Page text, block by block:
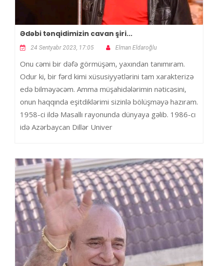
Ədəbi tənqidimizin cavan şiri...
24 Sentyabr 2023, 17:05 Elman Eldaroğlu
Onu cəmi bir dəfə görmüşəm, yaxından tanımıram.
Odur ki, bir fərd kimi xüsusiyyətlərini tam xarakterizə
edə bilməyəcəm. Amma müşahidələrimin nəticəsini,
onun haqqında eşitdiklərimi sizinlə bölüşməyə hazıram.
1958-ci ildə Masallı rayonunda dünyaya gəlib. 1986-cı
idə Azərbaycan Dillər Univer